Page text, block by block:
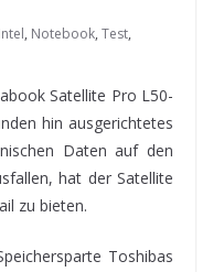
Intel, Notebook, Test,
Satellite Pro L50-
hin ausgerichtetes
Daten auf den
hat der Satellite
zu bieten.
Toshibas